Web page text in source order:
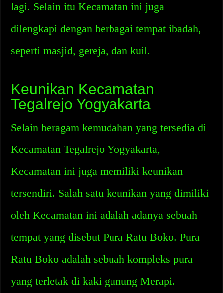
lagi. Selain itu Kecamatan ini juga
dilengkapi dengan berbagai tempat ibadah,
seperti masjid, gereja, dan kuil.
Keunikan Kecamatan
Tegalrejo Yogyakarta
Selain beragam kemudahan yang tersedia di
Kecamatan Tegalrejo Yogyakarta,
Kecamatan ini juga memiliki keunikan
tersendiri. Salah satu keunikan yang dimiliki
oleh Kecamatan ini adalah adanya sebuah
tempat yang disebut Pura Ratu Boko. Pura
Ratu Boko adalah sebuah kompleks pura
yang terletak di kaki gunung Merapi.